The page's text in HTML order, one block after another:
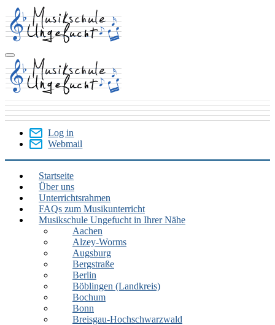
Skip
to
main
content
User
Menu
Log in
Webmail
Main
menu
Startseite
Über uns
Unterrichtsrahmen
FAQs zum Musikunterricht
Musikschule Ungefucht in Ihrer Nähe
Aachen
Alzey-Worms
Augsburg
Bergstraße
Berlin
Böblingen (Landkreis)
Bochum
Bonn
Breisgau-Hochschwarzwald